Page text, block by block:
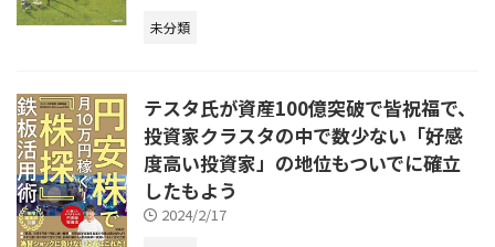
未分類
テスタ氏が資産100億突破で皆祝福で、
投資家クラスタの中で数少ない「好感
度高い投資家」の地位もついでに確立
したもよう
2024/2/17